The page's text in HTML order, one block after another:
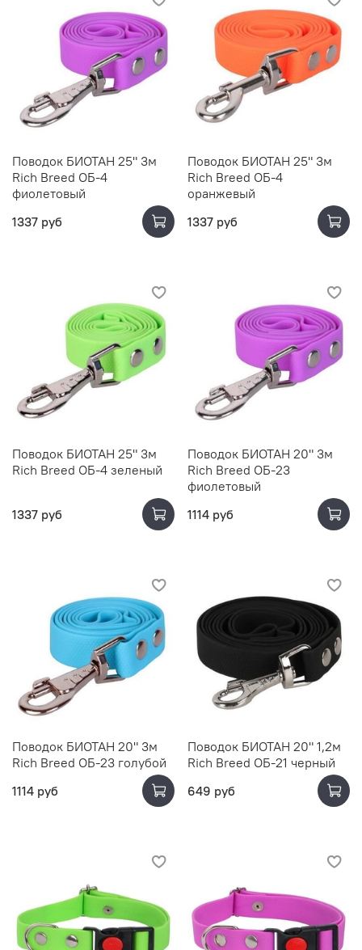
Поводок БИОТАН 25" 3м
Rich Breed ОБ-4
фиолетовый
1337 руб
Поводок БИОТАН 25" 3м
Rich Breed ОБ-4
оранжевый
1337 руб
Поводок БИОТАН 25" 3м
Rich Breed ОБ-4 зеленый
1337 руб
Поводок БИОТАН 20" 3м
Rich Breed ОБ-23
фиолетовый
1114 руб
Поводок БИОТАН 20" 3м
Rich Breed ОБ-23 голубой
1114 руб
Поводок БИОТАН 20" 1,2м
Rich Breed ОБ-21 черный
649 руб